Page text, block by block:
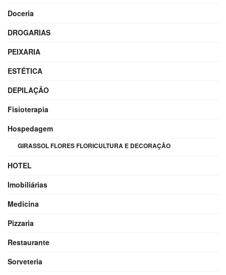
Doceria
DROGARIAS
PEIXARIA
ESTÉTICA
DEPILAÇÃO
Fisioterapia
Hospedagem
GIRASSOL FLORES FLORICULTURA E DECORAÇÃO
HOTEL
Imobiliárias
Medicina
Pizzaria
Restaurante
Sorveteria